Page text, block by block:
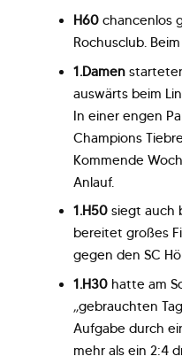
H60chancenlos
Rochusclub.
1.Damen
auswärts beim
In einer engen
Champions
Kommende
Anlauf.
1.H50siegt auch
bereitet großes
gegen den SC
1.H30hatte am
„gebrauchten
Aufgabe durch
mehr als ein 2:4